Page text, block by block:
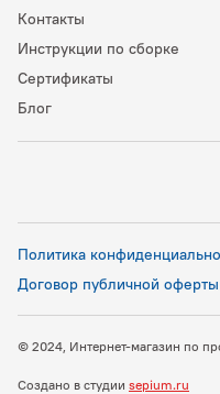
Контакты
Инструкции по сборке
Сертификаты
Блог
Политика
Договор публичной оферты
© 2024, Интернет-магазин по
Создано в студии sepium.ru